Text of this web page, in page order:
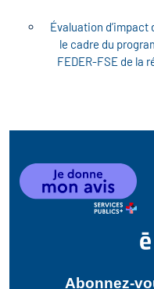
Évaluation d’impact
le cadre du
FEDER-FSE de la
Abonnez-